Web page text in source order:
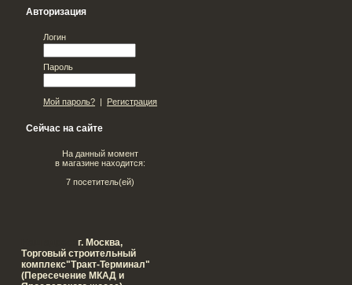
Авторизация
Логин
Пароль
Мой пароль? | Регистрация
Сейчас на сайте
На данный момент
в магазине находится:
7 посетитель(ей)
г. Москва,
Tорговый строительный
комплекс"Тракт-Терминал"
(Пересечение МКАД и